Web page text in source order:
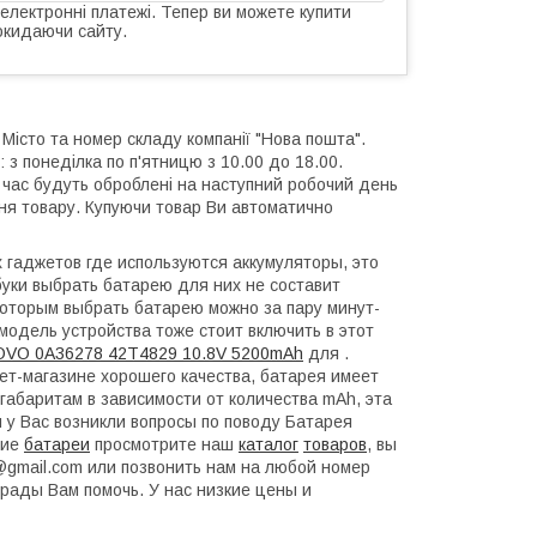
платежі. Тепер ви можете купити
сайту.
та номер складу компанії "Нова пошта".
з понеділка по п'ятницю з 10.00 до 18.00.
будуть оброблені на наступний робочий день
товару. Купуючи товар Ви автоматично
где используются аккумуляторы, это
выбрать батарею для них не составит
выбрать батарею можно за пару минут-
устройства тоже стоит включить в этот
0A36278 42T4829 10.8V 5200mAh для .
магазине хорошего качества, батарея имеет
в зависимости от количества mAh, эта
возникли вопросы по поводу Батарея
батареи просмотрите наш каталог товаров, вы
или позвонить нам на любой номер
Вам помочь. У нас низкие цены и